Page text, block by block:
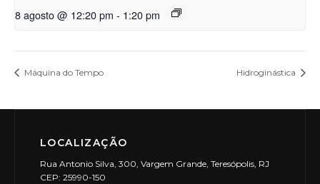
8 agosto @ 12:20 pm - 1:20 pm
Máquina do Tempo Hidroginástica
LOCALIZAÇÃO
Rua Antonio Silva, 300, Vargem Grande, Teresópolis, RJ
CEP: 25990-150